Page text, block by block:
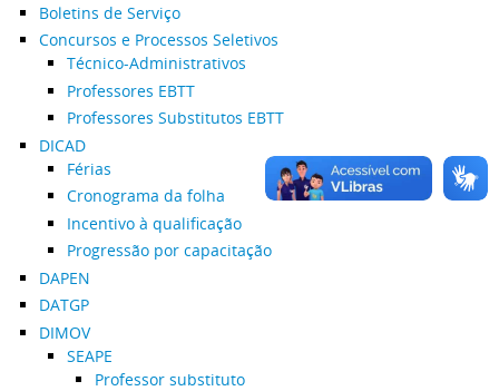
Boletins de Serviço
Concursos e Processos Seletivos
Técnico-Administrativos
Professores EBTT
Professores Substitutos EBTT
DICAD
Férias
Cronograma da folha
Incentivo à qualificação
Progressão por capacitação
DAPEN
DATGP
DIMOV
SEAPE
Professor substituto